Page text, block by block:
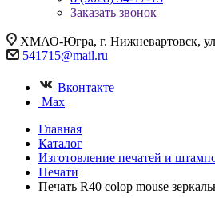
Заказать звонок
ХМАО-Югра, г. Нижневартовск,
541715@mail.ru
Вконтакте
Max
Главная
Каталог
Изготовление печатей и
Печати
Печать R40 colop mouse